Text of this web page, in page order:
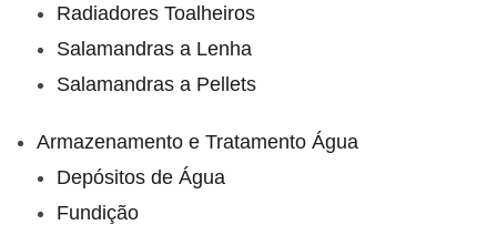
Radiadores Toalheiros
Salamandras a Lenha
Salamandras a Pellets
Armazenamento e Tratamento Água
Depósitos de Água
Fundição